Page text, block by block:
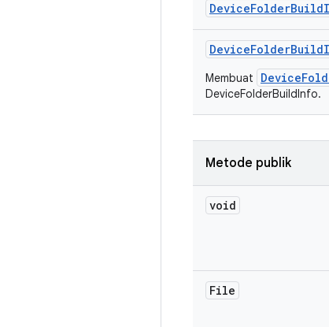
DeviceFolderBuild
DeviceFolderBuild
Membuat
DeviceFolderBuildInfo.
Metode publik
void
File